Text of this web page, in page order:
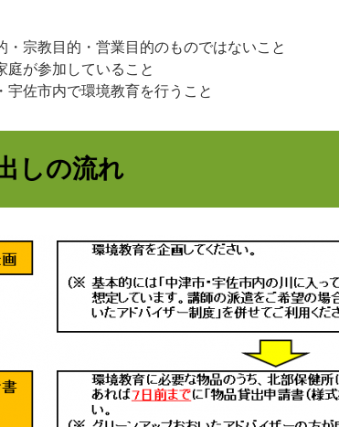
宗教目的・営業目的のものではないこと
が参加していること
佐市内で環境教育を行うこと
しの流れ